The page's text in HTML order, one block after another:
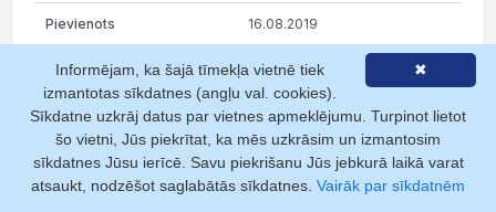
16.08.2019
13.08.2019
Pieteikums
✖
Informējam, ka šajā tīmekļa vietnē tiek
izmantotas sīkdatnes (angļu val. cookies).
Sīkdatne uzkrāj datus par vietnes apmeklējumu. Turpinot lietot
šo vietni, Jūs piekrītat, ka mēs uzkrāsim un izmantosim
sīkdatnes Jūsu ierīcē. Savu piekrišanu Jūs jebkurā laikā varat
atsaukt, nodzēšot saglabātās sīkdatnes. Vairāk par sīkdatnēm